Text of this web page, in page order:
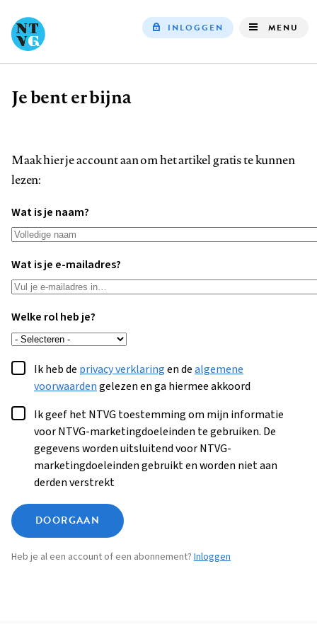
INLOGGEN MENU
Kruimelpad
Je bent er bijna
Maak hier je account aan om het artikel gratis te kunnen
lezen:
Wat is je naam?
Wat is je e-mailadres?
Welke rol heb je?
Ik heb de privacy verklaringen dealgemene
voorwaardengelezen en ga hiermee akkoord
Ik geef het NTVG toestemming om mijn informatie
voor NTVG-marketingdoeleinden te gebruiken. De
gegevens worden uitsluitend voor NTVG-
marketingdoeleinden gebruikt en worden niet aan
derden verstrekt
DOORGAAN
Heb je al een account of een abonnement? Inloggen